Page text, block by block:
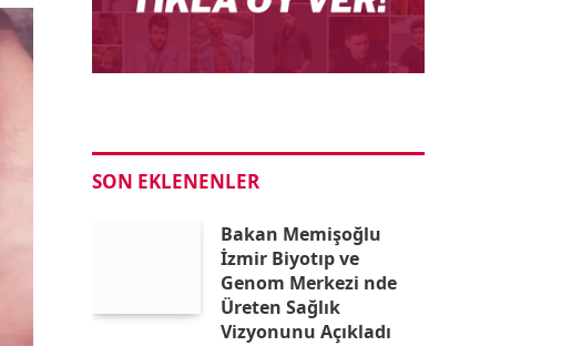
SON EKLENENLER
Bakan Memişoğlu
İzmir Biyotıp ve
Genom Merkezi nde
Üreten Sağlık
Vizyonunu Açıkladı